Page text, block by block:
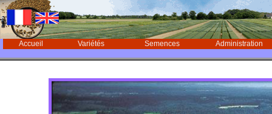
Accueil Variétés Semences Administration